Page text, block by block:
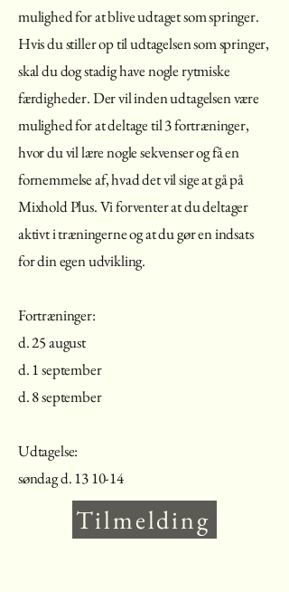
mulighed for at blive udtaget som springer.
Hvis du stiller op til udtagelsen som springer,
skal du dog stadig have nogle rytmiske
færdigheder. Der vil inden udtagelsen være
mulighed for at deltage til 3 fortræninger,
hvor du vil lære nogle sekvenser og få en
fornemmelse af, hvad det vil sige at gå på
Mixhold Plus. Vi forventer at du deltager
aktivt i træningerne og at du gør en indsats
for din egen udvikling.
Fortræninger:
d. 25 august
d. 1 september
d. 8 september
Udtagelse:
søndag d. 13 10-14
Tilmelding